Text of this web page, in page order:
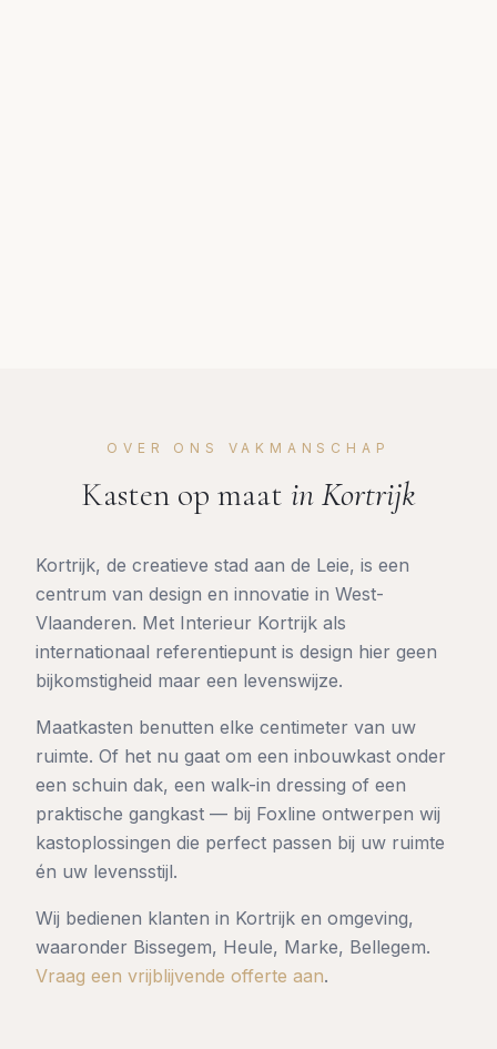
OVER ONS VAKMANSCHAP
Kasten op maat inKortrijk
Kortrijk, de creatieve stad aan de Leie, is een
centrum van design en innovatie in West-
Vlaanderen. Met Interieur Kortrijk als
internationaal referentiepunt is design hier geen
bijkomstigheid maar een levenswijze.
Maatkasten benutten elke centimeter van uw
ruimte. Of het nu gaat om een inbouwkast onder
een schuin dak, een walk-in dressing of een
praktische gangkast — bij Foxline ontwerpen wij
kastoplossingen die perfect passen bij uw ruimte
én uw levensstijl.
Wij bedienen klanten in Kortrijk en omgeving,
waaronder Bissegem, Heule, Marke, Bellegem.
Vraag een vrijblijvende offerte aan.